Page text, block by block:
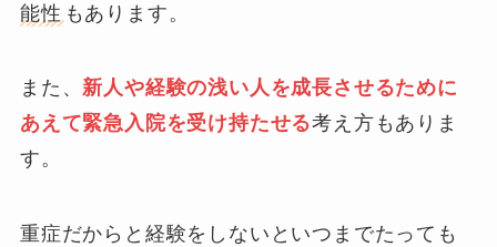
能性 もあります。
また、新人や経験の浅い人を成長させるために
あえて緊急入院を受け持たせる考え方もありま
す。
重症だからと経験をしないといつまでたっても